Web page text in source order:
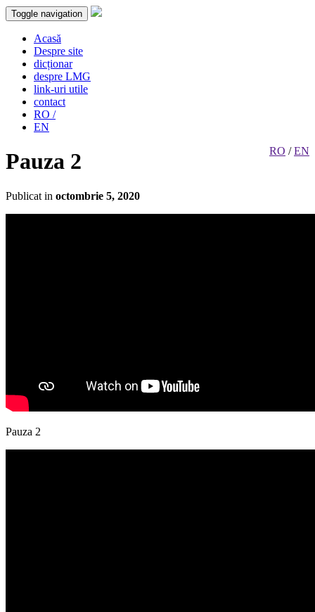
Toggle navigation
Acasă
Despre site
dicționar
despre LMG
link-uri utile
contact
RO /
EN
RO /EN
Pauza 2
Publicat in octombrie 5, 2020
Pauza 2